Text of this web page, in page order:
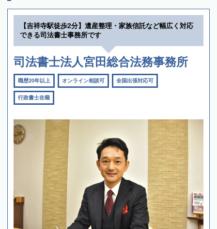
【吉祥寺駅徒歩2分】遺産整理・家族信託など幅広く対応
できる司法書士事務所です
司法書士法人宮田総合法務事務所
職歴20年以上 オンライン相談可 全国出張対応可
行政書士在籍